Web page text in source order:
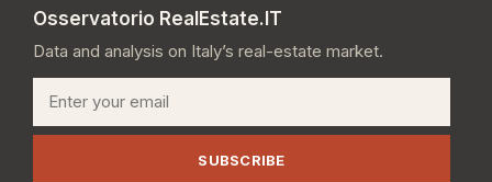
Osservatorio RealEstate.IT
Data and analysis on Italy’s real-estate market.
Email
SUBSCRIBE